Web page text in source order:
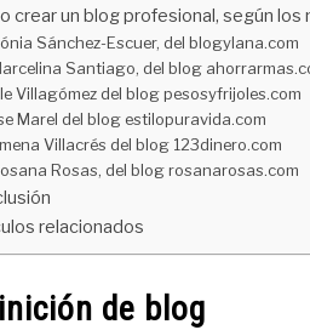
crear un blog profesional, según
Sánchez-Escuer, del blogylana.com
Santiago, del blog
Villagómez del blog pesosyfrijoles.com
Marel del blog estilopuravida.com
Villacrés del blog 123dinero.com
Rosas, del blog rosanarosas.com
relacionados
de blog